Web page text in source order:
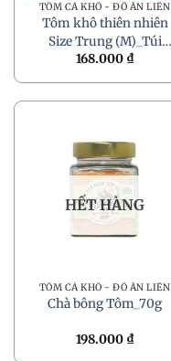
TÔM CÁ KHÔ - ĐỒ ĂN LIỀN
Tôm khô thiên nhiên
Size Trung (M)_Túi
100g
168.000 ₫
HẾT HÀNG
TÔM CÁ KHÔ - ĐỒ ĂN LIỀN
Chà bông Tôm_70g
198.000 ₫